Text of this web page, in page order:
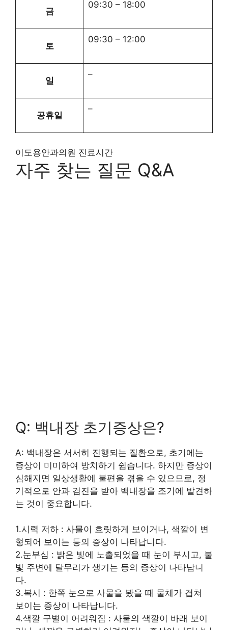
금
09:30 – 18:00
토
09:30 – 12:00
일
–
공휴일
–
이도용안과의원 진료시간
자주 찾는 질문 Q&A
Q: 백내장 초기증상은?
A: 백내장은 서서히 진행되는 질환으로, 초기에는
증상이 미미하여 방치하기 쉽습니다. 하지만 증상이
심해지면 일상생활에 불편을 겪을 수 있으므로, 정
기적으로 안과 검진을 받아 백내장을 조기에 발견하
는 것이 중요합니다.
1.시력 저하 : 사물이 흐릿하게 보이거나, 색깔이 변
형되어 보이는 등의 증상이 나타납니다.
2.눈부심 : 밝은 빛에 노출되었을 때 눈이 부시고, 불
빛 주변에 달무리가 생기는 등의 증상이 나타납니
다.
3.복시 : 한쪽 눈으로 사물을 봤을 때 물체가 겹쳐
보이는 증상이 나타납니다.
4.색깔 구별이 어려워짐 : 사물의 색깔이 바래 보이